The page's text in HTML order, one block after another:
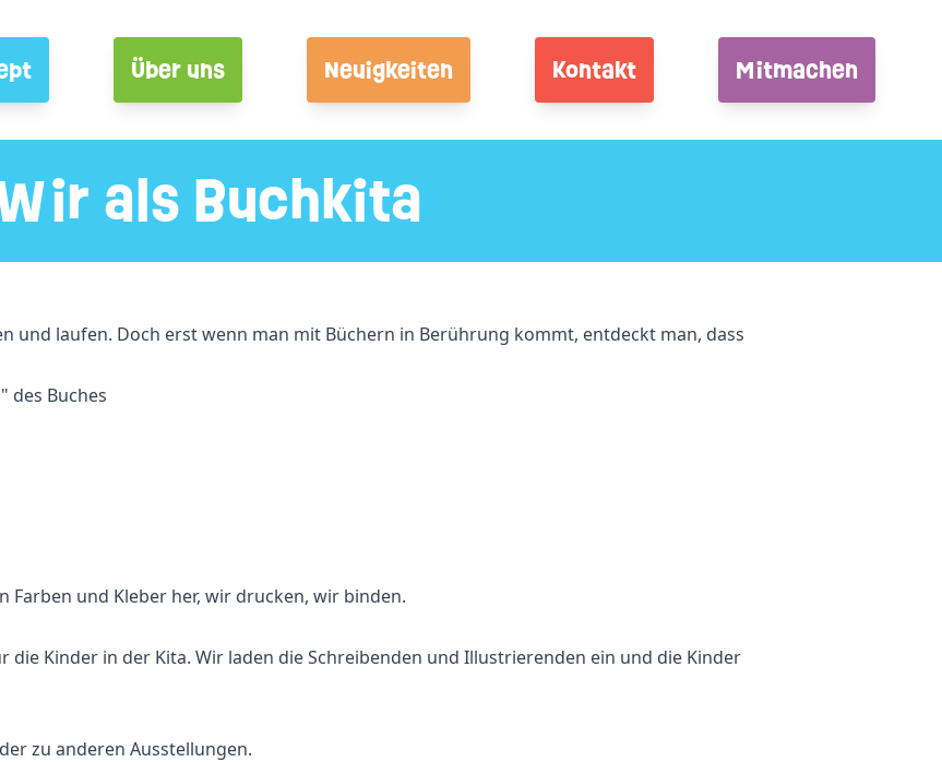
Über uns Neuigkeiten Kontakt Mitmachen
als Buchkita
und laufen. Doch erst wenn man mit Büchern in Berührung kommt, entdeckt man, dass
des Buches
Farben und Kleber her, wir drucken, wir binden.
Kinder in der Kita. Wir laden die Schreibenden und Illustrierenden ein und die Kinder
zu anderen Ausstellungen.